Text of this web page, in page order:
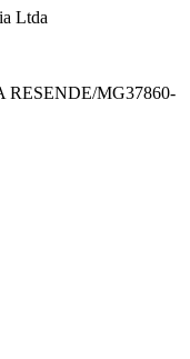
Ltda
RESENDE/MG37860-